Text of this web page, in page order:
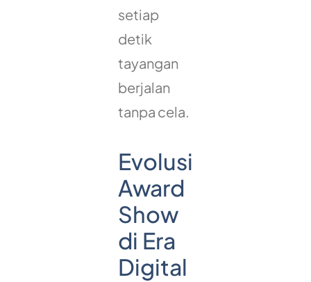
setiap
detik
tayangan
berjalan
tanpa cela.
Evolusi
Award
Show
di Era
Digital